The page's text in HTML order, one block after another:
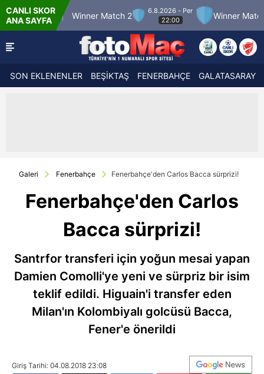
CANLI SKOR
ANA SAYFA
12 Winner Match 2
6.8.2026 - Per
22:00
Winner Match 3
SON EKLENENLER BEŞİKTAŞ FENERBAHÇE GALATASARAY
Galeri Fenerbahçe Fenerbahçe'den Carlos Bacca sürprizi!
Fenerbahçe'den Carlos
Bacca sürprizi!
Santrfor transferi için yoğun mesai yapan
Damien Comolli'ye yeni ve sürpriz bir isim
teklif edildi. Higuain'i transfer eden
Milan'ın Kolombiyalı golcüsü Bacca,
Fener'e önerildi
Giriş Tarihi: 04.08.2018 23:08